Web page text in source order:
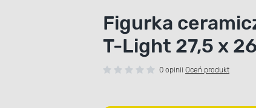
Figurka
T-Light 27,5 x
0 opinii Oceń produkt